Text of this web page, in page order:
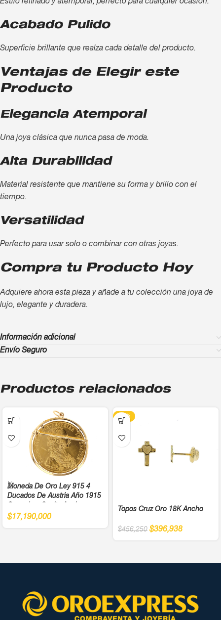
Estilo refinado y atemporal, perfecto para cualquier ocasión.
Acabado Pulido
Superficie brillante que realza cada detalle del producto.
Ventajas de Elegir este
Producto
Elegancia Atemporal
Una joya clásica que nunca pasa de moda.
Alta Durabilidad
Material resistente que mantiene su forma y brillo con el
tiempo.
Versatilidad
Perfecto para usar solo o combinar con otras joyas.
Compra tu Producto Hoy
Adquiere ahora esta pieza y añade a tu colección una joya de
lujo, elegante y duradera.
Información adicional
Envío Seguro
Productos relacionados
Moneda De Oro Ley 915 4
Ducados De Austria Año 1915
4,5Cm
$17,190,000
-13%
Topos Cruz Oro 18K Ancho
$456,250 $396,938